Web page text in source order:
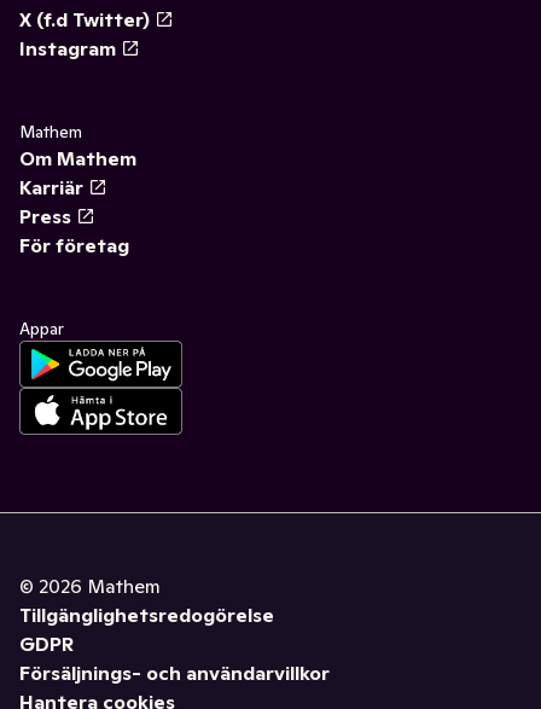
X (f.d Twitter)
Instagram
Mathem
Om Mathem
Karriär
Press
För företag
Appar
© 2026 Mathem
Tillgänglighetsredogörelse
GDPR
Försäljnings- och användarvillkor
Hantera cookies